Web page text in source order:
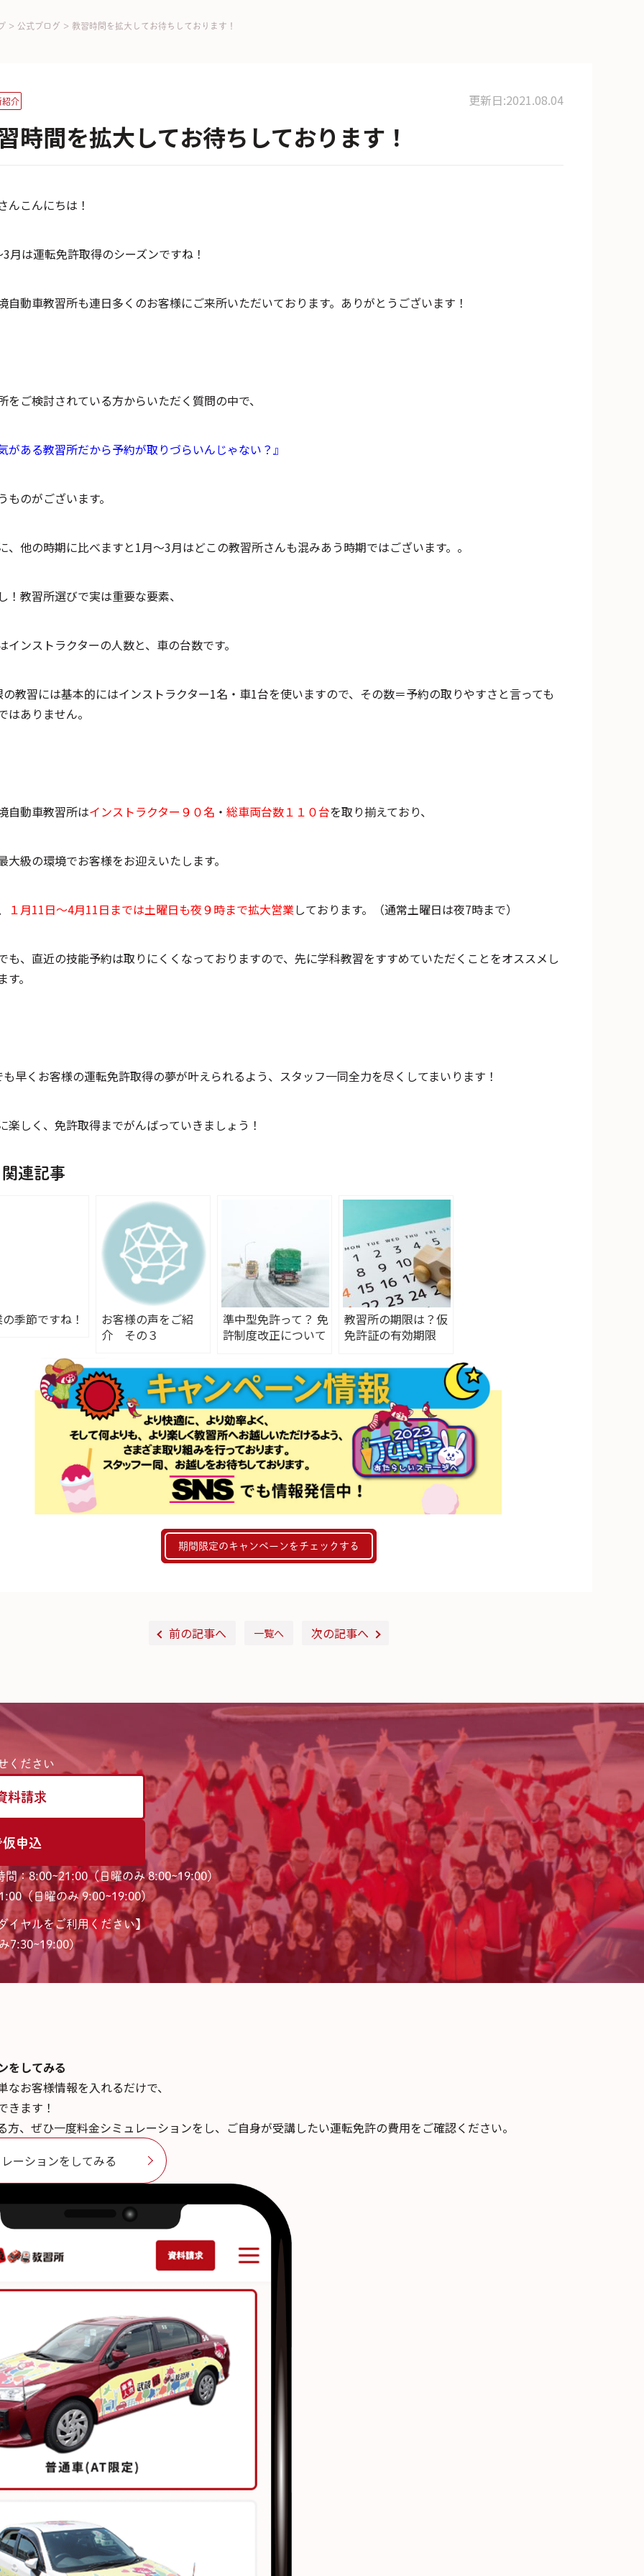
> 公式ブログ > 教習時間を拡大してお待ちしております！
紹介 更新日:2021.08.04
時間を拡大してお待ちしております！
んこんにちは！
月は運転免許取得のシーズンですね！
自動車教習所も連日多くのお客様にご来所いただいております。ありがとうございます！
をご検討されている方からいただく質問の中で、
がある教習所だから予約が取りづらいんじゃない？』
ものがございます。
、他の時期に比べますと1月～3月はどこの教習所さんも混みあう時期ではございます。。
！教習所選びで実は重要な要素、
インストラクターの人数と、車の台数です。
教習には基本的にはインストラクター1名・車1台を使いますので、その数＝予約の取りやすさと言っても
はありません。
自動車教習所はインストラクター９０名 ・ 総車両台数１１０台を取り揃えており、
大級の環境でお客様をお迎えいたします。
１月11日～4月11日までは土曜日も夜９時まで拡大営業しております。（通常土曜日は夜7時まで）
も、直近の技能予約は取りにくくなっておりますので、先に学科教習をすすめていただくことをオススメし
す。
早くお客様の運転免許取得の夢が叶えられるよう、スタッフ一同全力を尽くしてまいります！
楽しく、免許取得までがんばっていきましょう！
連記事
季節ですね！
お客様の声をご紹
介 その３
準中型免許って？ 免
許制度改正について
教習所の期限は？仮
免許証の有効期限
期間限定のキャンペーンをチェックする
前の記事へ 一覧へ 次の記事へ
ください
料請求
仮申込
間：8:00~21:00（日曜のみ 8:00~19:00）
（日曜のみ 9:00~19:00）
イヤルをご利用ください】
7:30~19:00)
をしてみる
お客様情報を入れるだけで、
きます！
方、ぜひ一度料金シミュレーションをし、ご自身が受講したい運転免許の費用をご確認ください。
ーションをしてみる